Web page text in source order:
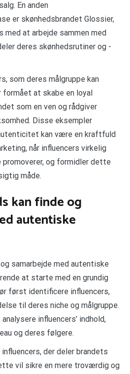
En anden
er skønhedsbrandet Glossier,
at arbejde sammen med
deres skønhedsrutiner og -
som deres målgruppe kan
at skabe en loyal
som en ven og rådgiver
Disse eksempler
kan være en kraftfuld
når influencers virkelig
promoverer, og formidler dette
måde.
kan finde og
autentiske
samarbejde med autentiske
at starte med en grundig
først identificere influencers,
til deres niche og målgruppe.
influencers’ indhold,
og deres følgere.
der deler brandets
vil sikre en mere troværdig og